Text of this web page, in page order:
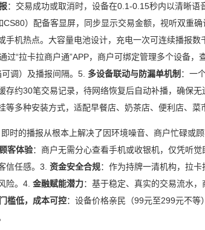
：交易成功或取消时，设备在0.1-0.15秒内以清晰语
）配备客显屏，同步显示交易金额，视听双重确
手机热点。大容量电池设计，充电一次可连续播报
过“拉卡拉商户通”APP，商户可绑定管理多个设备
调）及播报间隔。5. 多设备联动与防漏单机制 ：一
存约30笔交易记录，待网络恢复后自动补播，确保无
等多种安装方式，适配早餐店、奶茶店、便利店、
即时的播报从根本上解决了因环境噪音、商户忙碌或
客体验：商户无需分心查看手机或收银机，仅凭听
信任感。3. 资金安全合规：作为持牌一清机构，拉
险。4. 金融赋能潜力：基于稳定、真实的交易流水
槛低，成本可控：设备价格亲民（99元至299元不